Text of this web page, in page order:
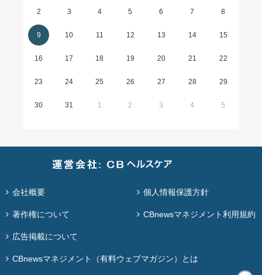
2 3 4 5 6 7 8
9 10 11 12 13 14 15
16 17 18 19 20 21 22
23 24 25 26 27 28 29
30 31 1 2 3 4 5
会社概要 個人情報保護方針
著作権について CBnewsマネジメント利用規約
広告掲載について
CBnewsマネジメント（有料ウェブマガジン）とは